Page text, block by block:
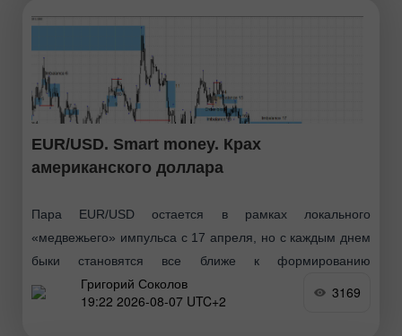
EUR/USD. Smart money. Крах
американского доллара
Пара EUR/USD остается в рамках локального
«медвежьего» импульса с 17 апреля, но с каждым днем
быки становятся все ближе к формированию
собственного тренда. Для этого им остается
инвалидировать «медвежий» имбаланс
Григорий Соколов
19:22 2026-08-07 UTC+2
3169